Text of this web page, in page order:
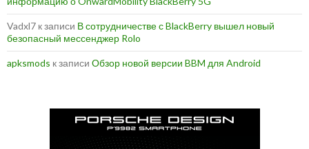
Vadxl7 к записи В сотрудничестве с BlackBerry вышел новый
безопасный мессенджер Rolo
apksmods к записи Обзор новой версии BBM для Android